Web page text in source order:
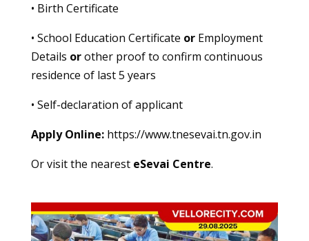
• Birth Certificate
• School Education Certificate orEmployment
Details orother proof to confirm continuous
residence of last 5 years
• Self-declaration of applicant
Apply Online:https://www.tnesevai.tn.gov.in
Or visit the nearest eSevai Centre.